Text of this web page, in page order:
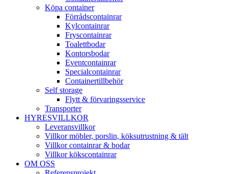
Köpa container
Förrådscontainrar
Kylcontainrar
Fryscontainrar
Toalettbodar
Kontorsbodar
Eventcontainrar
Specialcontainrar
Containertillbehör
Self storage
Flytt & förvaringsservice
Transporter
HYRESVILLKOR
Leveransvillkor
Villkor möbler, porslin, köksutrustning & tält
Villkor containrar & bodar
Villkor kökscontainrar
OM OSS